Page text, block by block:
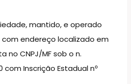
mantido, e operado
com endereço localizado em
no CNPJ/MF sob o n.
com Inscrição Estadual nº